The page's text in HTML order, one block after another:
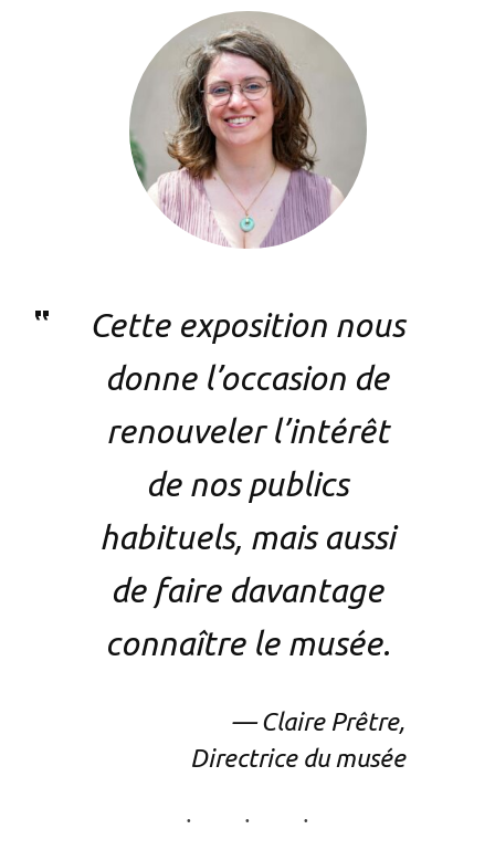
Cette exposition nous
donne l’occasion de
renouveler l’intérêt
de nos publics
habituels, mais aussi
de faire davantage
connaître le musée.
— Claire Prêtre,
Directrice du musée